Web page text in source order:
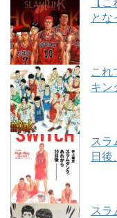
とな
これ
キン
スラ
日後
スラ